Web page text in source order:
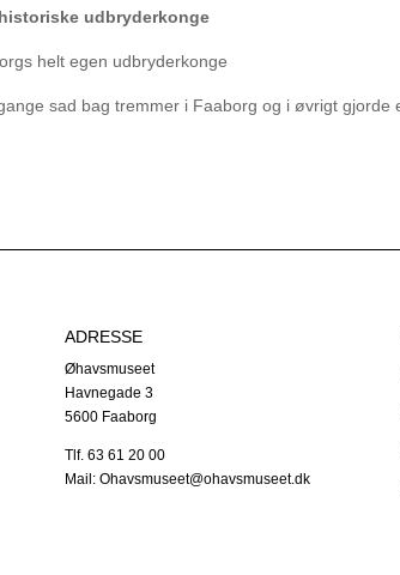
udbryderkonge
helt egen udbryderkonge
sad bag tremmer i Faaborg og i øvrigt
ADRESSE
Øhavsmuseet
Havnegade 3
5600 Faaborg
Tlf. 63 61 20 00
Mail: Ohavsmuseet@ohavsmuseet.dk